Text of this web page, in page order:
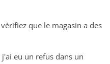
que le magasin a des
eu un refus dans un